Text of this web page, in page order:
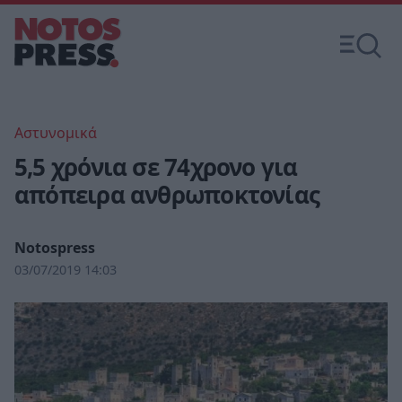
Αστυνομικά
5,5 χρόνια σε 74χρονο για
απόπειρα ανθρωποκτονίας
Notospress
03/07/2019 14:03